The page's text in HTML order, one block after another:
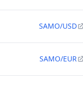
SAMO/USD
SAMO/EUR